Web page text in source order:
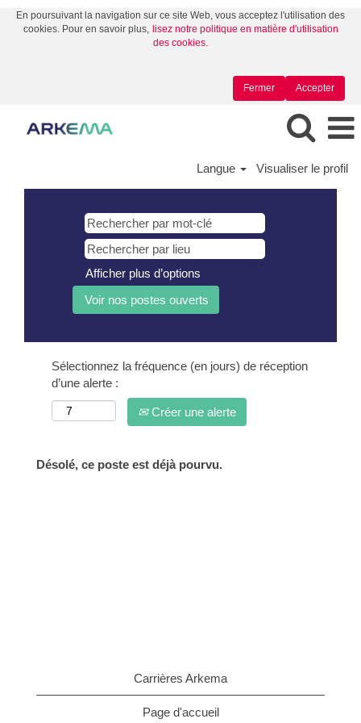
En poursuivant la navigation sur ce site Web, vous acceptez l'utilisation des
cookies. Pour en savoir plus, lisez notre politique en matière d'utilisation
des cookies.
Accepter
Fermer
Langue Visualiser le profil
Afficher plus d’options
Sélectionnez la fréquence (en jours) de réception
d’une alerte :
Créer une alerte
Désolé, ce poste est déjà pourvu.
Carrières Arkema
Page d'accueil